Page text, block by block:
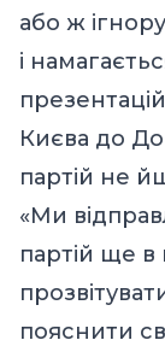
або ж
і
Києва до
партій не
«Ми
партій ще в
пояснити